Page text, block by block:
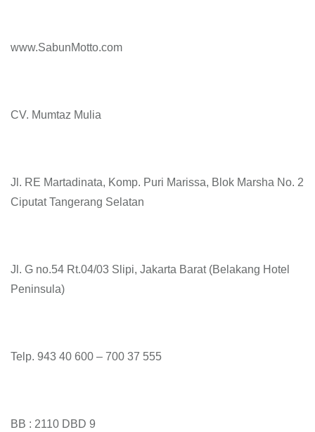
www.SabunMotto.com
CV. Mumtaz Mulia
Jl. RE Martadinata, Komp. Puri Marissa, Blok Marsha No. 2
Ciputat Tangerang Selatan
Jl. G no.54 Rt.04/03 Slipi, Jakarta Barat (Belakang Hotel
Peninsula)
Telp. 943 40 600 – 700 37 555
BB : 2110 DBD 9